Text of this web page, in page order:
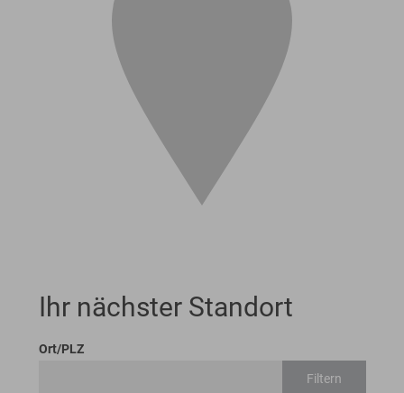
Ihr nächster Standort
Ort/PLZ
Filtern